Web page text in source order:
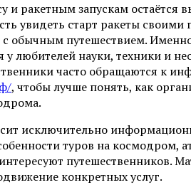
и ракетным запускам
увидеть старт ракеты своими
с обычным путешествием.
любителей науки, техники и
часто обращаются к
, чтобы лучше понять, как
исключительно
туров на
путешественников.
конкретных услуг.